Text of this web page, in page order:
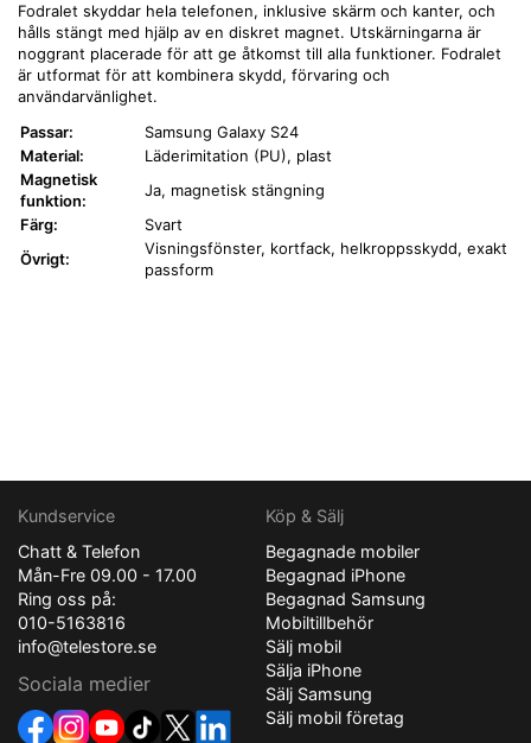
Fodralet skyddar hela telefonen, inklusive skärm och kanter, och
hålls stängt med hjälp av en diskret magnet. Utskärningarna är
noggrant placerade för att ge åtkomst till alla funktioner. Fodralet
är utformat för att kombinera skydd, förvaring och
användarvänlighet.
Passar:
Samsung Galaxy S24
Material:
Läderimitation (PU), plast
Magnetisk
funktion:
Ja, magnetisk stängning
Färg:
Svart
Övrigt:
Visningsfönster, kortfack, helkroppsskydd, exakt
passform
Kundservice
Chatt & Telefon
Mån-Fre 09.00 - 17.00
Ring oss på:
010-5163816
info@telestore.se
Sociala medier
Köp & Sälj
Begagnade mobiler
Begagnad iPhone
Begagnad Samsung
Mobiltillbehör
Sälj mobil
Sälja iPhone
Sälj Samsung
Sälj mobil företag